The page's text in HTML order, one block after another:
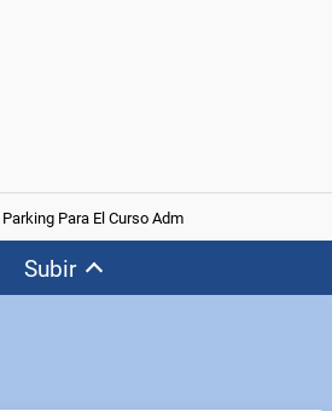
Parking Para El Curso Adm
Subir